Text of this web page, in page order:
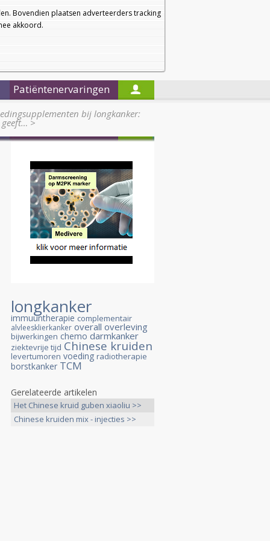
Bovendien plaatsen adverteerders tracking
akkoord.
a
a
Nieuwsbrief
Startpagina
Patiëntenervaringen
bij longkanker:
>
longkanker
immuuntherapie complementair
alvleesklierkanker overall overleving
bijwerkingen chemo darmkanker
ziektevrije tijd Chinese kruiden
levertumoren voeding radiotherapie
borstkanker TCM
Gerelateerde artikelen
Het Chinese kruid guben xiaoliu >>
Chinese kruiden mix - injecties >>